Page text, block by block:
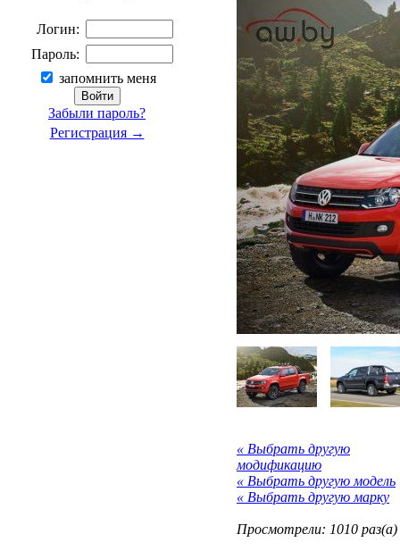
Логин:
Пароль:
запомнить меня
Забыли пароль?
Регистрация →
« Выбрать другую
модификацию
« Выбрать другую модель
« Выбрать другую марку
Просмотрели: 1010 раз(а)